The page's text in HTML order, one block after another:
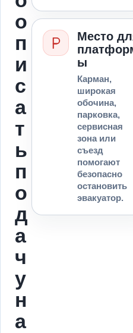
о
п
и
с
а
т
ь
п
о
д
а
ч
у
н
а
Место
ы
Карман,
широкая
обочина,
парковка,
сервисная
зона или
съезд
помогают
безопасно
остановить
эвакуатор.